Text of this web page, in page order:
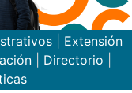
| Extensión
Directorio